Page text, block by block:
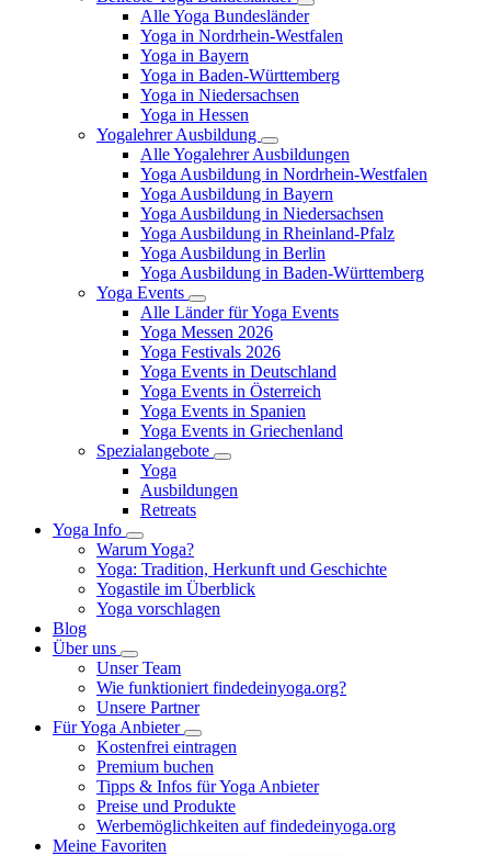
Alle Yoga Bundesländer
Yoga in Nordrhein-Westfalen
Yoga in Bayern
Yoga in Baden-Württemberg
Yoga in Niedersachsen
Yoga in Hessen
Yogalehrer Ausbildung
Alle Yogalehrer Ausbildungen
Yoga Ausbildung in Nordrhein-Westfalen
Yoga Ausbildung in Bayern
Yoga Ausbildung in Niedersachsen
Yoga Ausbildung in Rheinland-Pfalz
Yoga Ausbildung in Berlin
Yoga Ausbildung in Baden-Württemberg
Yoga Events
Alle Länder für Yoga Events
Yoga Messen 2026
Yoga Festivals 2026
Yoga Events in Deutschland
Yoga Events in Österreich
Yoga Events in Spanien
Yoga Events in Griechenland
Spezialangebote
Yoga
Ausbildungen
Retreats
Yoga Info
Warum Yoga?
Yoga: Tradition, Herkunft und Geschichte
Yogastile im Überblick
Yoga vorschlagen
Blog
Über uns
Unser Team
Wie funktioniert findedeinyoga.org?
Unsere Partner
Für Yoga Anbieter
Kostenfrei eintragen
Premium buchen
Tipps & Infos für Yoga Anbieter
Preise und Produkte
Werbemöglichkeiten auf findedeinyoga.org
Meine Favoriten